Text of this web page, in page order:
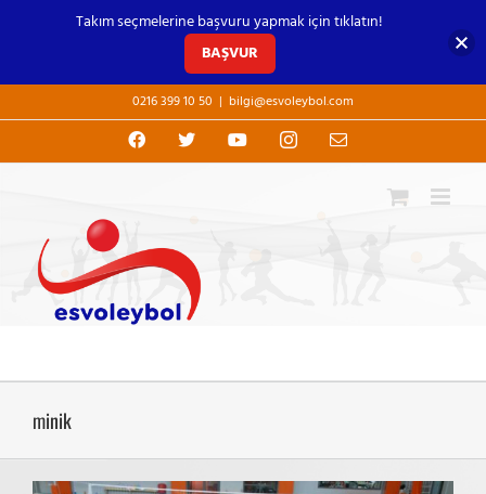
to
0216 399 10 50 | bilgi@esvoleybol.com
Facebook
X YouTubeInstagram
E-
minik
Takım seçmelerine başvuru yapmak için tıklatın!
BAŞVUR